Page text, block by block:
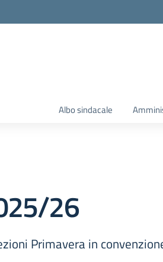
Albo sindacale
26
Primavera in